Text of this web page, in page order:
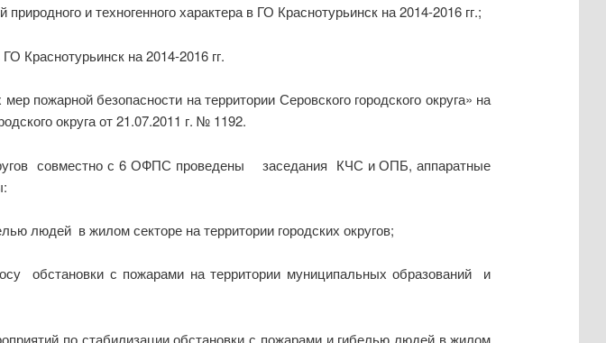
и техногенного характера в ГО Краснотурьинск на 2014-2016 гг.;
Краснотурьинск на 2014-2016 гг.
пожарной безопасности на территории Серовского городского округа» на
округа от 21.07.2011 г. № 1192.
совместно с 6 ОФПС проведены заседания КЧС и ОПБ, аппаратные
людей в жилом секторе на территории городских округов;
обстановки с пожарами на территории муниципальных образований и
по стабилизации обстановки с пожарами и гибелью людей в жилом